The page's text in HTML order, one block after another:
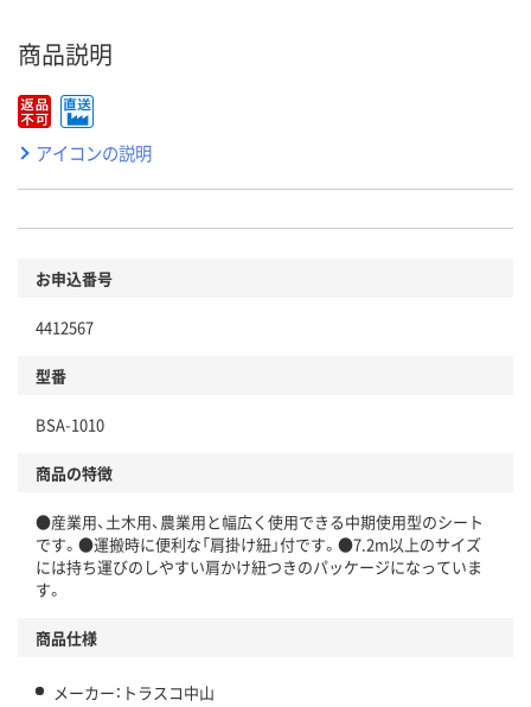
商品説明
アイコンの説明
お申込番号
4412567
型番
BSA-1010
商品の特徴
●産業用、土木用、農業用と幅広く使用できる中期使用型のシート
です。●運搬時に便利な「肩掛け紐」付です。●7.2m以上のサイズ
には持ち運びのしやすい肩かけ紐つきのパッケージになっていま
す。
商品仕様
メーカー：トラスコ中山